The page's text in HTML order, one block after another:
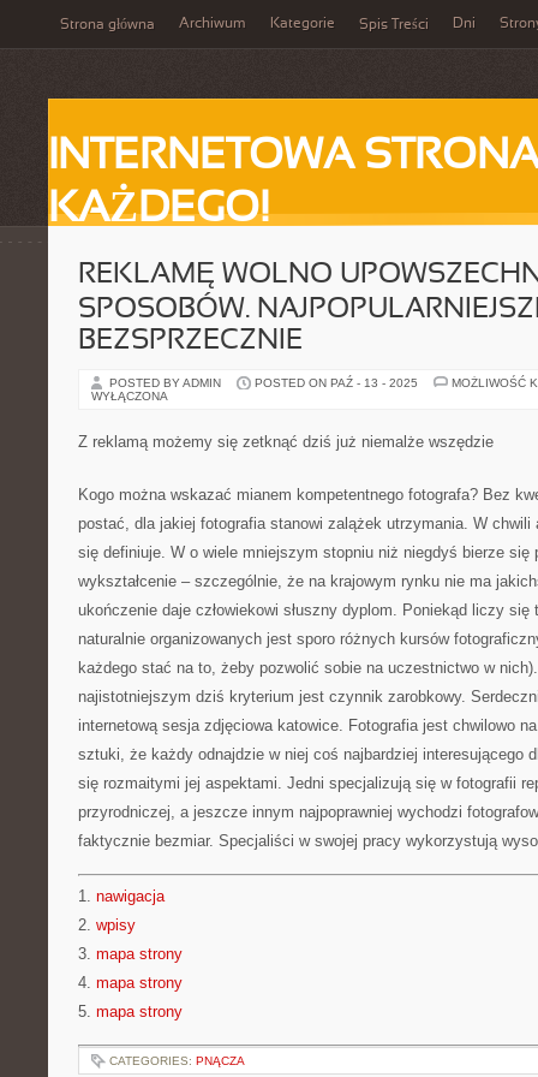
Strona główna Archiwum Kategorie Spis Treści Dni
INTERNETOWA
KAŻDEGO!
REKLAMĘ WOLNO
SPOSOBÓW.
BEZSPRZECZNIE
POSTED BY ADMIN POSTED ON PAŹ - 13 - 2025
MOŻLIWOŚĆ
WYŁĄCZONA
Z reklamą możemy się zetknąć dziś już niemalże wszędzie
Kogo można wskazać mianem kompetentnego fotografa? Bez
postać, dla jakiej fotografia stanowi zalążek utrzymania. W chwili
się definiuje. W o wiele mniejszym stopniu niż niegdyś bierze się
wykształcenie – szczególnie, że na krajowym rynku nie ma
ukończenie daje człowiekowi słuszny dyplom. Poniekąd liczy
naturalnie organizowanych jest sporo różnych kursów
każdego stać na to, żeby pozwolić sobie na uczestnictwo w
najistotniejszym dziś kryterium jest czynnik zarobkowy.
internetową sesja zdjęciowa katowice. Fotografia jest chwilowo
sztuki, że każdy odnajdzie w niej coś najbardziej interesującego
się rozmaitymi jej aspektami. Jedni specjalizują się w fotografii
przyrodniczej, a jeszcze innym najpoprawniej wychodzi
faktycznie bezmiar. Specjaliści w swojej pracy wykorzystują
1. nawigacja
2. wpisy
3. mapa strony
4. mapa strony
5. mapa strony
CATEGORIES: PNĄCZA